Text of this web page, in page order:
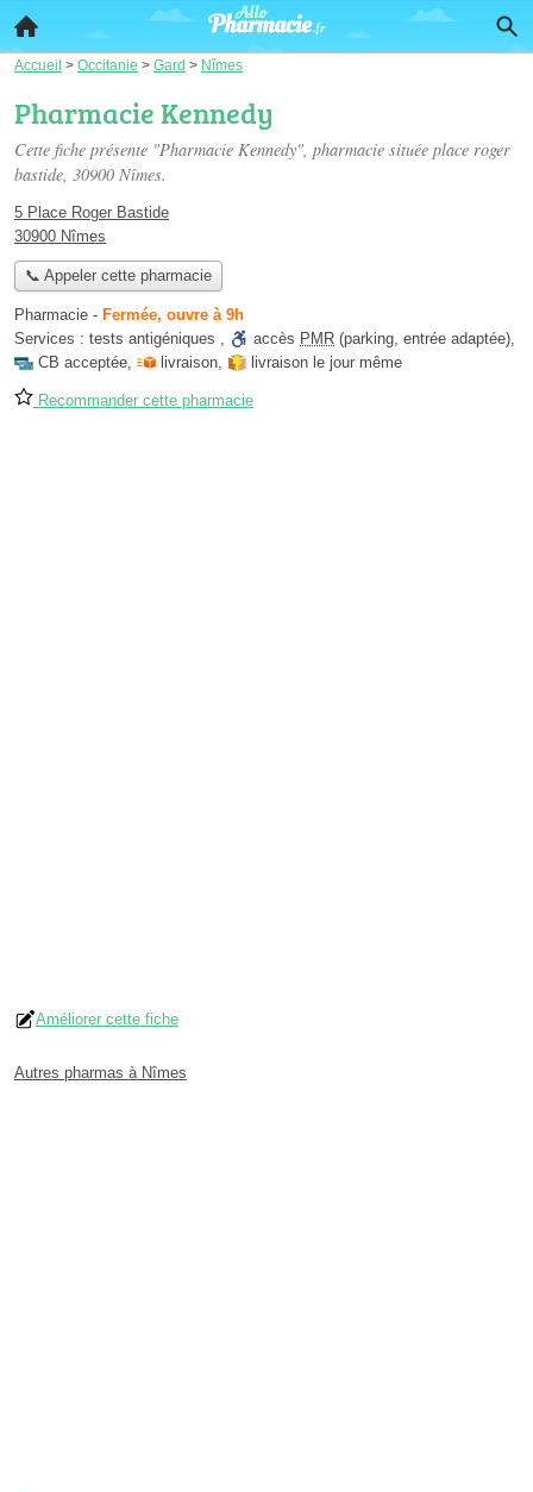
Accueil > Occitanie > Gard > Nîmes
Pharmacie Kennedy
Cette fiche présente "Pharmacie Kennedy", pharmacie située place roger
bastide, 30900 Nîmes.
5 Place Roger Bastide
30900 Nîmes
📞 Appeler cette pharmacie
Pharmacie - Fermée, ouvre à 9h
Services : tests antigéniques , accès PMR (parking, entrée adaptée),
CB acceptée, livraison, livraison le jour même
Recommander cette pharmacie
Améliorer cette fiche
Autres pharmas à Nîmes